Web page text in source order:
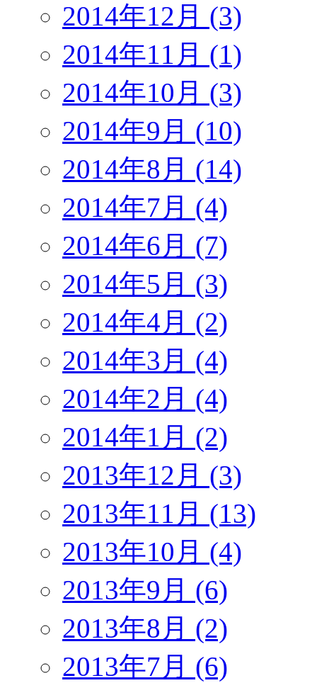
2014年12月 (3)
2014年11月 (1)
2014年10月 (3)
2014年9月 (10)
2014年8月 (14)
2014年7月 (4)
2014年6月 (7)
2014年5月 (3)
2014年4月 (2)
2014年3月 (4)
2014年2月 (4)
2014年1月 (2)
2013年12月 (3)
2013年11月 (13)
2013年10月 (4)
2013年9月 (6)
2013年8月 (2)
2013年7月 (6)